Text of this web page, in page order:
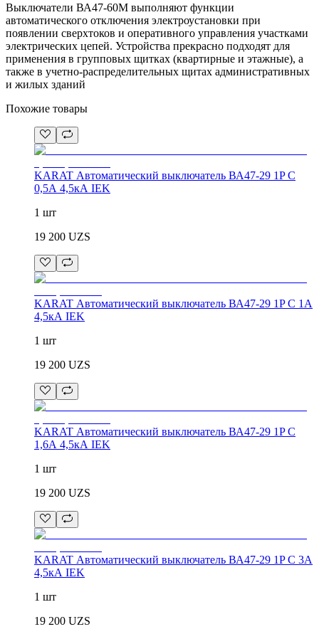
Выключатели ВА47-60М выполняют функции
автоматического отключения электроустановки при
появлении сверхтоков и оперативного управления участками
электрических цепей. Устройства прекрасно подходят для
применения в групповых щитках (квартирные и этажные), а
также в учетно-распределительных щитах административных
и жилых зданий
Похожие товары
KARAT Автоматический выключатель ВА47-29 1P C
0,5А 4,5кА IEK
1 шт
19 200 UZS
KARAT Автоматический выключатель ВА47-29 1P C 1А
4,5кА IEK
1 шт
19 200 UZS
KARAT Автоматический выключатель ВА47-29 1P C
1,6А 4,5кА IEK
1 шт
19 200 UZS
KARAT Автоматический выключатель ВА47-29 1P C 3А
4,5кА IEK
1 шт
19 200 UZS